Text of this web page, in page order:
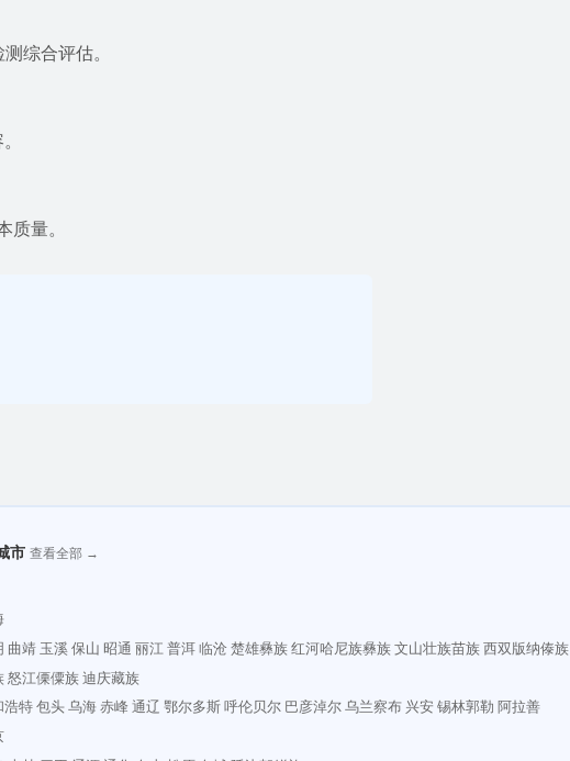
综合评估。
量。
市 查看全部 →
曲靖 玉溪保山 昭通 丽江 普洱临沧楚雄彝族红河哈尼族彝族文山壮族苗族西双版纳傣族
怒江傈僳族迪庆藏族
浩特包头乌海赤峰通辽 鄂尔多斯呼伦贝尔 巴彦淖尔乌兰察布 兴安锡林郭勒 阿拉善